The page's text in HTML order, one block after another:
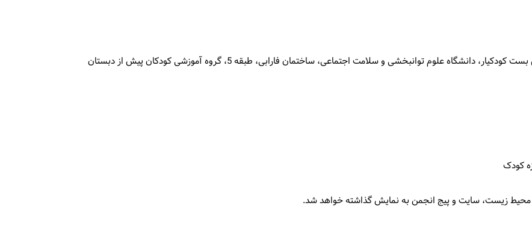
علوم توانبخشی و سلامت اجتماعی، ساختمان فارابی، طبقه 5، گروه آموزشی کودکان پیش از دبستان
کودک
محیط زیست، سایت و پیج انجمن به نمایش گذاشته خواهد شد.